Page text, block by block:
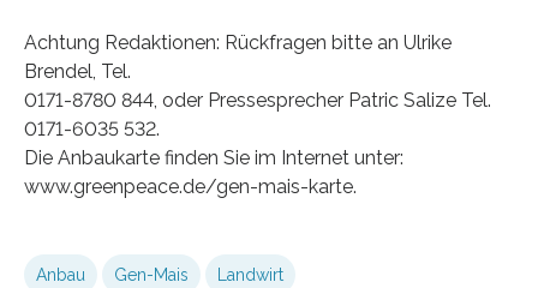
Achtung Redaktionen: Rückfragen bitte an Ulrike
Brendel, Tel.
0171-8780 844, oder Pressesprecher Patric Salize Tel.
0171-6035 532.
Die Anbaukarte finden Sie im Internet unter:
www.greenpeace.de/gen-mais-karte.
Anbau Gen-Mais Landwirt